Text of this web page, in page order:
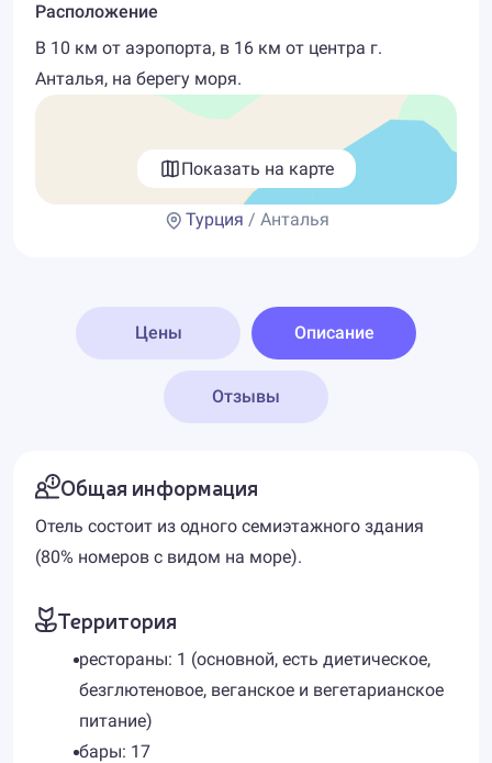
Расположение
В 10 км от аэропорта, в 16 км от центра г.
Анталья, на берегу моря.
Показать на карте
Турция / Анталья
Цены Описание
Отзывы
Общая информация
Отель состоит из одного семиэтажного здания
(80% номеров c видом на море).
Территория
рестораны: 1 (основной, есть диетическое,
безглютеновое, веганское и вегетарианское
питание)
бары: 17